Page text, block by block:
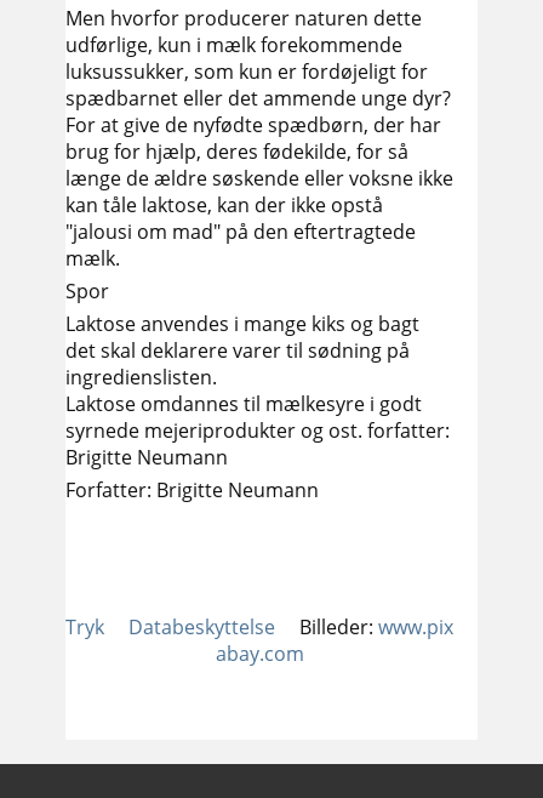
Men hvorfor producerer naturen dette
udførlige, kun i mælk forekommende
luksussukker, som kun er fordøjeligt for
spædbarnet eller det ammende unge dyr?
For at give de nyfødte spædbørn, der har
brug for hjælp, deres fødekilde, for så
længe de ældre søskende eller voksne ikke
kan tåle laktose, kan der ikke opstå
"jalousi om mad" på den eftertragtede
mælk.
Spor
Laktose anvendes i mange kiks og bagt
det skal deklarere varer til sødning på
ingredienslisten.
Laktose omdannes til mælkesyre i godt
syrnede mejeriprodukter og ost. forfatter:
Brigitte Neumann
Forfatter: Brigitte Neumann
Tryk Databeskyttelse Billeder: www.pix
abay.com